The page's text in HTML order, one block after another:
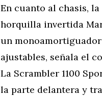
En cuanto al chasis,
horquilla invertida
un
ajustables, señala el
La Scrambler 1100
la parte delantera y